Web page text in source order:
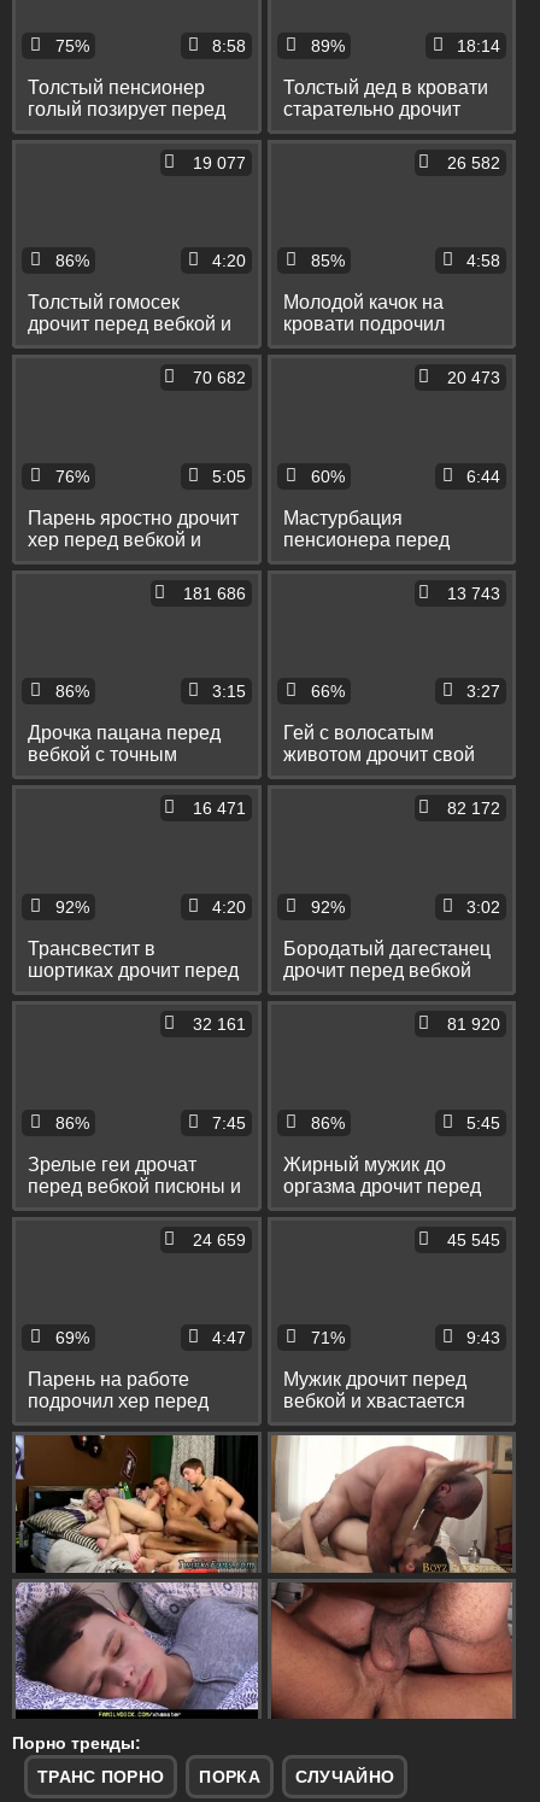
75% 8:58
Толстый пенсионер
голый позирует перед
вебкой на диване
89% 18:14
Толстый дед в кровати
старательно дрочит
перед вебкой свой хуй
86%
19 077
4:20
Толстый гомосек
дрочит перед вебкой и
переписывается со
85%
26 582
4:58
Молодой качок на
кровати подрочил
перед вебкой до
76%
70 682
5:05
Парень яростно дрочит
хер перед вебкой и
мощно кончает без рук
60%
20 473
6:44
Мастурбация
пенсионера перед
вебкой со стонами и
камшотом в руку
86%
181 686
3:15
Дрочка пацана перед
вебкой с точным
попаданием спермы в
66%
13 743
3:27
Гей с волосатым
животом дрочит свой
вялый хуй перед
92%
16 471
4:20
Трансвестит в
шортиках дрочит перед
вебкой и кончает сам на
92%
82 172
3:02
Бородатый дагестанец
дрочит перед вебкой
большой хуй и
переписывается в чате
86%
32 161
7:45
Зрелые геи дрочат
перед вебкой писюны и
заливают себя спермой
86%
81 920
5:45
Жирный мужик до
оргазма дрочит перед
вебкой свой маленький
69%
24 659
4:47
Парень на работе
подрочил хер перед
вебкой и кончил себе
на штаны
71%
45 545
9:43
Мужик дрочит перед
вебкой и хвастается
своим большим хуем
Порно тренды:
ТРАНС ПОРНО
ПОРКА СЛУЧАЙНО